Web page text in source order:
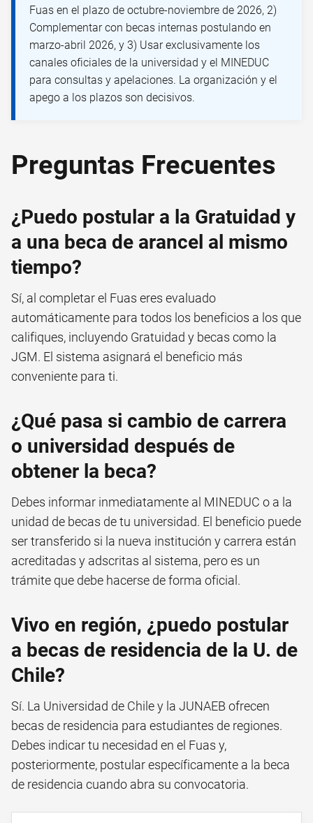
Fuas en el plazo de octubre-noviembre de 2026, 2)
Complementar con becas internas postulando en
marzo-abril 2026, y 3) Usar exclusivamente los
canales oficiales de la universidad y el MINEDUC
para consultas y apelaciones. La organización y el
apego a los plazos son decisivos.
Preguntas Frecuentes
¿Puedo postular a la Gratuidad y
a una beca de arancel al mismo
tiempo?
Sí, al completar el Fuas eres evaluado
automáticamente para todos los beneficios a los que
califiques, incluyendo Gratuidad y becas como la
JGM. El sistema asignará el beneficio más
conveniente para ti.
¿Qué pasa si cambio de carrera
o universidad después de
obtener la beca?
Debes informar inmediatamente al MINEDUC o a la
unidad de becas de tu universidad. El beneficio puede
ser transferido si la nueva institución y carrera están
acreditadas y adscritas al sistema, pero es un
trámite que debe hacerse de forma oficial.
Vivo en región, ¿puedo postular
a becas de residencia de la U. de
Chile?
Sí. La Universidad de Chile y la JUNAEB ofrecen
becas de residencia para estudiantes de regiones.
Debes indicar tu necesidad en el Fuas y,
posteriormente, postular específicamente a la beca
de residencia cuando abra su convocatoria.